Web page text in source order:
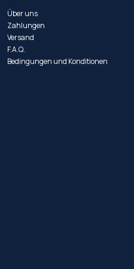
Über uns
Zahlungen
Versand
F.A.Q.
Bedingungen und Konditionen